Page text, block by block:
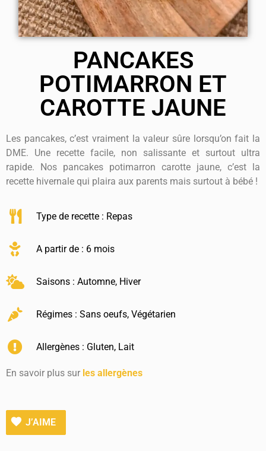
PANCAKES
POTIMARRON ET
CAROTTE JAUNE
Les pancakes, c’est vraiment la valeur sûre lorsqu’on fait la
DME. Une recette facile, non salissante et surtout ultra
rapide. Nos pancakes potimarron carotte jaune, c’est la
recette hivernale qui plaira aux parents mais surtout à bébé !
Type de recette : Repas
A partir de : 6 mois
Saisons :Automne, Hiver
Régimes :Sans oeufs,Végétarien
Allergènes : Gluten, Lait
En savoir plus sur les allergènes
J’AIME